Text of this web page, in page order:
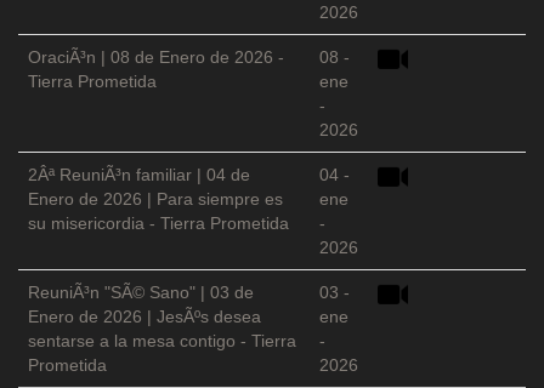
2026
OraciÃ³n | 08 de Enero de 2026 -
Tierra Prometida
08 -
ene
-
2026
2Âª ReuniÃ³n familiar | 04 de
Enero de 2026 | Para siempre es
su misericordia - Tierra Prometida
04 -
ene
-
2026
ReuniÃ³n "SÃ© Sano" | 03 de
Enero de 2026 | JesÃºs desea
sentarse a la mesa contigo - Tierra
Prometida
03 -
ene
-
2026